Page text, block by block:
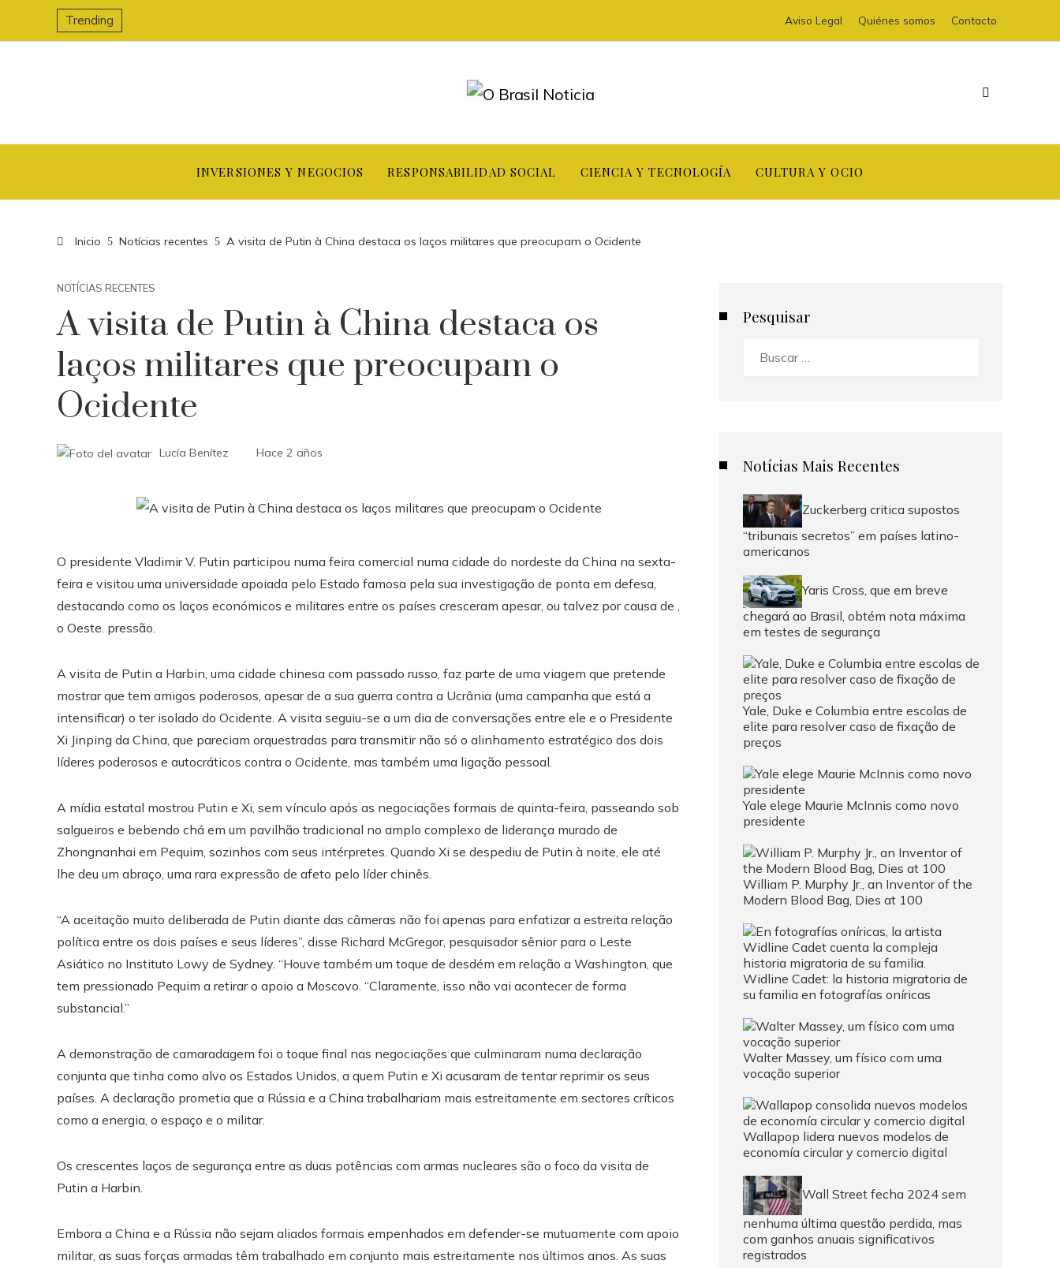
Trending Aviso Legal Quiénes somos Contacto
INVERSIONES Y NEGOCIOS RESPONSABILIDAD SOCIAL CIENCIA Y TECNOLOGÍA CULTURA Y OCIO
Inicio Notícias recentes A visita de Putin à China destaca os laços militares que preocupam o Ocidente
NOTÍCIAS RECENTES
A visita de Putin à China destaca os
laços militares que preocupam o
Ocidente
Lucía Benítez Hace 2 años
O presidente Vladimir V. Putin participou numa feira comercial numa cidade do nordeste da China na sexta-
feira e visitou uma universidade apoiada pelo Estado famosa pela sua investigação de ponta em defesa,
destacando como os laços económicos e militares entre os países cresceram apesar, ou talvez por causa de ,
o Oeste. pressão.
A visita de Putin a Harbin, uma cidade chinesa com passado russo, faz parte de uma viagem que pretende
mostrar que tem amigos poderosos, apesar de a sua guerra contra a Ucrânia (uma campanha que está a
intensificar) o ter isolado do Ocidente. A visita seguiu-se a um dia de conversações entre ele e o Presidente
Xi Jinping da China, que pareciam orquestradas para transmitir não só o alinhamento estratégico dos dois
líderes poderosos e autocráticos contra o Ocidente, mas também uma ligação pessoal.
A mídia estatal mostrou Putin e Xi, sem vínculo após as negociações formais de quinta-feira, passeando sob
salgueiros e bebendo chá em um pavilhão tradicional no amplo complexo de liderança murado de
Zhongnanhai em Pequim, sozinhos com seus intérpretes. Quando Xi se despediu de Putin à noite, ele até
lhe deu um abraço, uma rara expressão de afeto pelo líder chinês.
“A aceitação muito deliberada de Putin diante das câmeras não foi apenas para enfatizar a estreita relação
política entre os dois países e seus líderes”, disse Richard McGregor, pesquisador sênior para o Leste
Asiático no Instituto Lowy de Sydney. “Houve também um toque de desdém em relação a Washington, que
tem pressionado Pequim a retirar o apoio a Moscovo. “Claramente, isso não vai acontecer de forma
substancial.”
A demonstração de camaradagem foi o toque final nas negociações que culminaram numa declaração
conjunta que tinha como alvo os Estados Unidos, a quem Putin e Xi acusaram de tentar reprimir os seus
países. A declaração prometia que a Rússia e a China trabalhariam mais estreitamente em sectores críticos
como a energia, o espaço e o militar.
Os crescentes laços de segurança entre as duas potências com armas nucleares são o foco da visita de
Putin a Harbin.
Embora a China e a Rússia não sejam aliados formais empenhados em defender-se mutuamente com apoio
militar, as suas forças armadas têm trabalhado em conjunto mais estreitamente nos últimos anos. As suas
Pesquisar
Notícias Mais Recentes
Zuckerberg critica supostos
“tribunais secretos” em países latino-
americanos
Yaris Cross, que em breve
chegará ao Brasil, obtém nota máxima
em testes de segurança
Yale, Duke e Columbia entre escolas de
elite para resolver caso de fixação de
preços
Yale elege Maurie McInnis como novo
presidente
William P. Murphy Jr., an Inventor of the
Modern Blood Bag, Dies at 100
Widline Cadet: la historia migratoria de
su familia en fotografías oníricas
Walter Massey, um físico com uma
vocação superior
Wallapop lidera nuevos modelos de
economía circular y comercio digital
Wall Street fecha 2024 sem
nenhuma última questão perdida, mas
com ganhos anuais significativos
registrados